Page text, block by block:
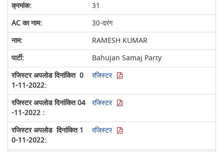
31
30-दरंग
RAMESH KUMAR
Bahujan Samaj Party
रजिस्टर
रजिस्टर
रजिस्टर